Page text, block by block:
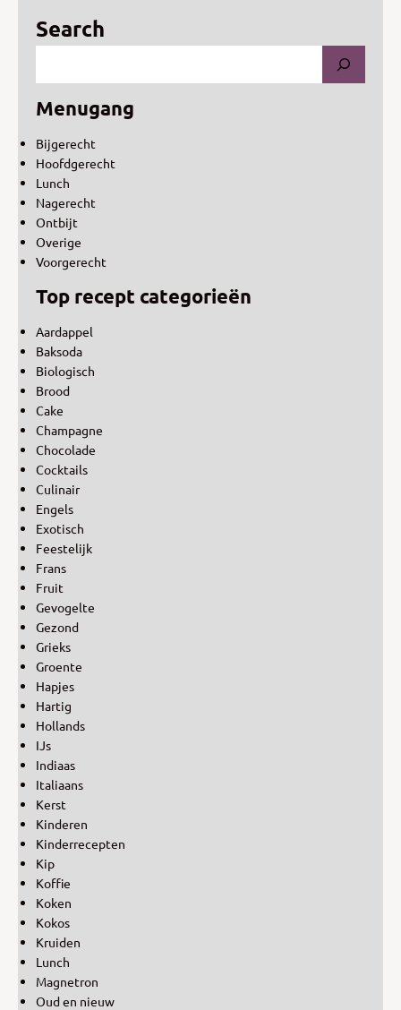
Search
Menugang
Bijgerecht
Hoofdgerecht
Lunch
Nagerecht
Ontbijt
Overige
Voorgerecht
Top recept categorieën
Aardappel
Baksoda
Biologisch
Brood
Cake
Champagne
Chocolade
Cocktails
Culinair
Engels
Exotisch
Feestelijk
Frans
Fruit
Gevogelte
Gezond
Grieks
Groente
Hapjes
Hartig
Hollands
IJs
Indiaas
Italiaans
Kerst
Kinderen
Kinderrecepten
Kip
Koffie
Koken
Kokos
Kruiden
Lunch
Magnetron
Oud en nieuw